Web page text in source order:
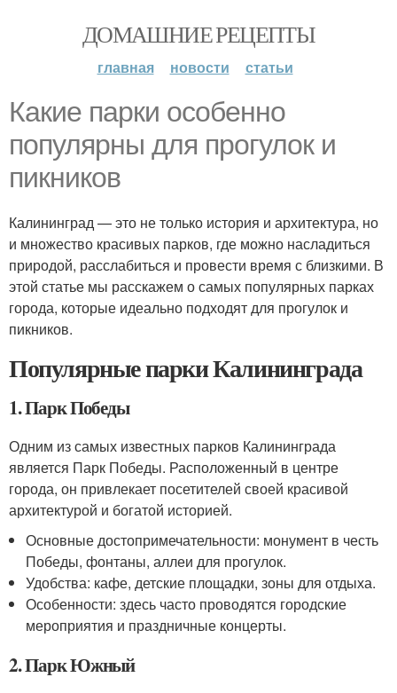
ДОМАШНИЕ РЕЦЕПТЫ
главная новости статьи
Какие парки особенно
популярны для прогулок и
пикников
Калининград — это не только история и архитектура, но
и множество красивых парков, где можно насладиться
природой, расслабиться и провести время с близкими. В
этой статье мы расскажем о самых популярных парках
города, которые идеально подходят для прогулок и
пикников.
Популярные парки Калининграда
1. Парк Победы
Одним из самых известных парков Калининграда
является Парк Победы. Расположенный в центре
города, он привлекает посетителей своей красивой
архитектурой и богатой историей.
Основные достопримечательности: монумент в честь
Победы, фонтаны, аллеи для прогулок.
Удобства: кафе, детские площадки, зоны для отдыха.
Особенности: здесь часто проводятся городские
мероприятия и праздничные концерты.
2. Парк Южный